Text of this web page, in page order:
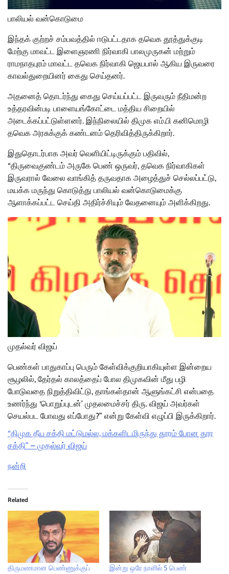
பாலியல் வன்கொடுமை
இந்தக் குற்றச் சம்பவத்தில் ஈடுபட்டதாக தவெக தூத்துக்குடி
மேற்கு மாவட்ட இளைஞரணி நிர்வாகி பாலமுருகன் மற்றும்
ராமநாதபுரம் மாவட்ட தவெக நிர்வாகி ஜெயபால் ஆகிய இருவரை
காவல்துறையினர் கைது செய்தனர்.
அதனைத் தொடர்ந்து கைது செய்யப்பட்ட இருவரும் நீதிமன்ற
உத்தரவின்படி பாளையங்கோட்டை மத்திய சிறையில்
அடைக்கப்பட்டுள்ளனர். இந்நிலையில் திமுக எம்.பி கனிமொழி
தவெக அரசுக்குக் கண்டனம் தெரிவித்திருக்கிறார்.
இதுதொடர்பாக அவர் வெளியிட்டிருக்கும் பதிவில்,
“திருவைகுண்டம் அருகே பெண் ஒருவர், தவெக நிர்வாகிகள்
இருவரால் வேலை வாங்கித் தருவதாக அழைத்துச் செல்லப்பட்டு,
மயக்க மருந்து கொடுத்து பாலியல் வன்கொடுமைக்கு
ஆளாக்கப்பட்ட செய்தி அதிர்ச்சியும் வேதனையும் அளிக்கிறது.
முதல்வர் விஜய்
பெண்கள் பாதுகாப்பு பெரும் கேள்விக்குறியாகியுள்ள இன்றைய
சூழலில், தேர்தல் காலத்தைப் போல திமுகவின் மீது பழி
போடுவதை நிறுத்திவிட்டு, தாங்கள்தான் ஆளுங்கட்சி என்பதை
உணர்ந்து ‘பொறுப்புடன்’ முதலமைச்சர் திரு. விஜய் அவர்கள்
செயல்பட போவது எப்போது?” என்று கேள்வி எழுப்பி இருக்கிறார்.
“திமுக தீய சக்தி மட்டுமல்ல, மக்களிடமிருந்து தூரம் போன தூர
சக்தி” – முதல்வர் விஜய்
நன்றி
Related
திருமணமான பெண்ணுக்குப்
இன்று ஒரே நாளில் 5 பெண்